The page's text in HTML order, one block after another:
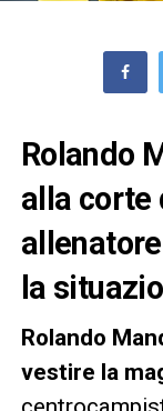
Rolando
alla corte
la
Rolando
vestire la